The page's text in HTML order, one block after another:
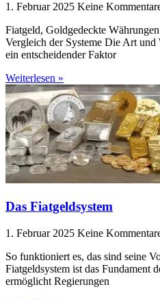
1. Februar 2025 Keine
Fiatgeld, Goldgedeckte
Vergleich der Systeme Die Art
ein entscheidender Faktor
Weiterlesen »
Das Fiatgeldsystem
1. Februar 2025 Keine
So funktioniert es, das sind seine
Fiatgeldsystem ist das Fundament
ermöglicht Regierungen